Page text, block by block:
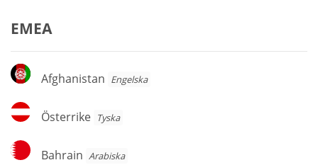
EMEA
Afghanistan
Afghanistan Engelska
Österrike
Österrike Tyska
Bahrain
Bahrain Arabiska